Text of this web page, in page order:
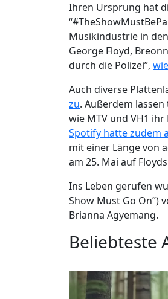
Ihren Ursprung hat
Musikindustrie in
George Floyd,
durch die Polizei”,
Auch diverse
zu. Außerdem
wie MTV und VH1
Spotify hatte zudem
mit einer Länge von
am 25. Mai auf
Ins Leben gerufen
Show Must Go On”)
Brianna Agyemang.
Beliebteste